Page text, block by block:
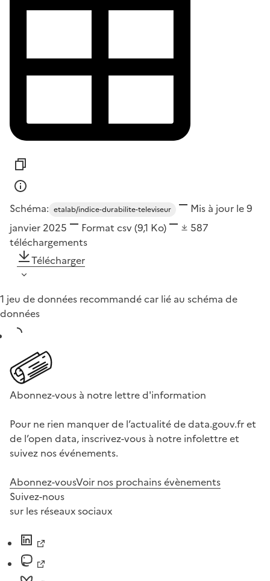
Schéma: etalab/indice-durabilite-televiseur
Mis à jour le 9
janvier 2025
Format csv(9,1 Ko)
587
téléchargements
Télécharger
1 jeu de données recommandé car lié au schéma de
données
Abonnez-vous à notre lettre d'information
Pour ne rien manquer de l’actualité de data.gouv.fr et
de l’open data, inscrivez-vous à notre infolettre et
suivez nos événements.
Abonnez-vousVoir nos prochains évènements
Suivez-nous
sur les réseaux sociaux